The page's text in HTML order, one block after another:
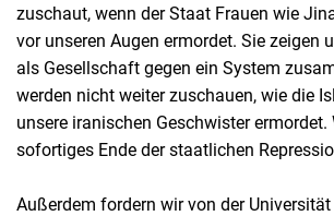
zuschaut, wenn der Staat Frauen wie
vor unseren Augen ermordet. Sie zeigen
als Gesellschaft gegen ein System
werden nicht weiter zuschauen, wie die
unsere iranischen Geschwister ermordet.
sofortiges Ende der staatlichen
Außerdem fordern wir von der